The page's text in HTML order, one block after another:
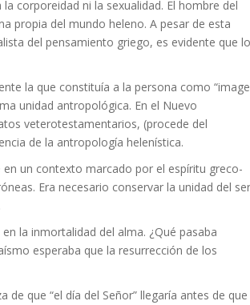
corporeidad ni la sexualidad. El hombre del
propia del mundo heleno. A pesar de esta
del pensamiento griego, es evidente que
la que constituía a la persona como
unidad antropológica. En el Nuevo
veterotestamentarios, (procede del
de la antropología helenística.
un contexto marcado por el espíritu greco-
Era necesario conservar la unidad del ser
la inmortalidad del alma. ¿Qué pasaba
esperaba que la resurrección de los
que “el día del Señor” llegaría antes de que